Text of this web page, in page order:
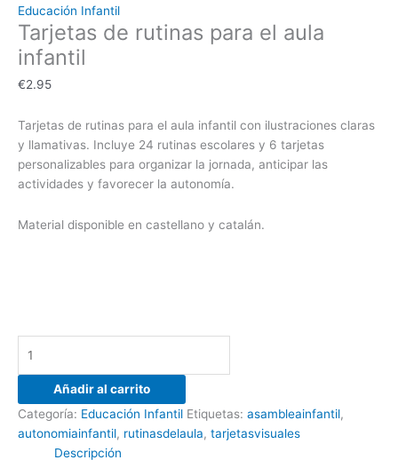
Educación Infantil
Tarjetas de rutinas para el aula
infantil
€2.95
Tarjetas de rutinas para el aula infantil con ilustraciones claras
y llamativas. Incluye 24 rutinas escolares y 6 tarjetas
personalizables para organizar la jornada, anticipar las
actividades y favorecer la autonomía.
Material disponible en castellano y catalán.
Añadir al carrito
Categoría: Educación Infantil Etiquetas: asambleainfantil,
autonomiainfantil, rutinasdelaula, tarjetasvisuales
Descripción